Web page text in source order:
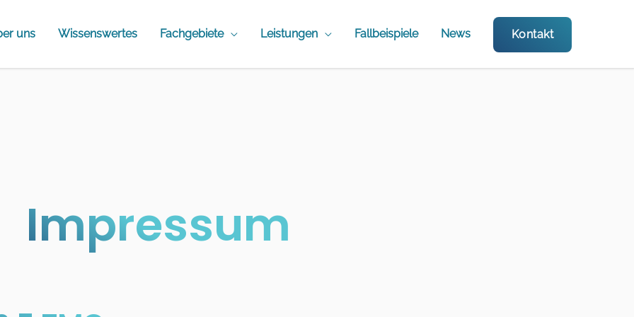
uns Wissenswertes Fachgebiete Leistungen Fallbeispiele News Kontakt
Impressum